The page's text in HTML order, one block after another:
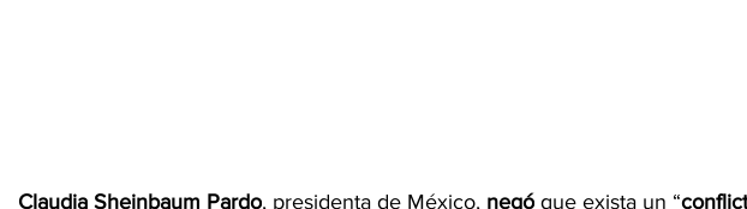
Claudia Sheinbaum Pardo, presidenta de México, negó que exista un “